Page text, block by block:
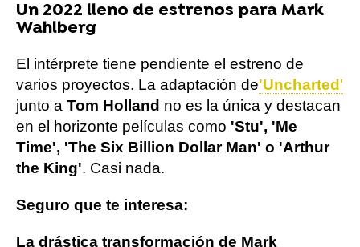
Un 2022 lleno de estrenos para Mark
Wahlberg
El intérprete tiene pendiente el estreno de
varios proyectos. La adaptación de'Uncharted '
junto a Tom Holland no es la única y destacan
en el horizonte películas como 'Stu', 'Me
Time', 'The Six Billion Dollar Man' o 'Arthur
the King'. Casi nada.
Seguro que te interesa:
La drástica transformación de Mark